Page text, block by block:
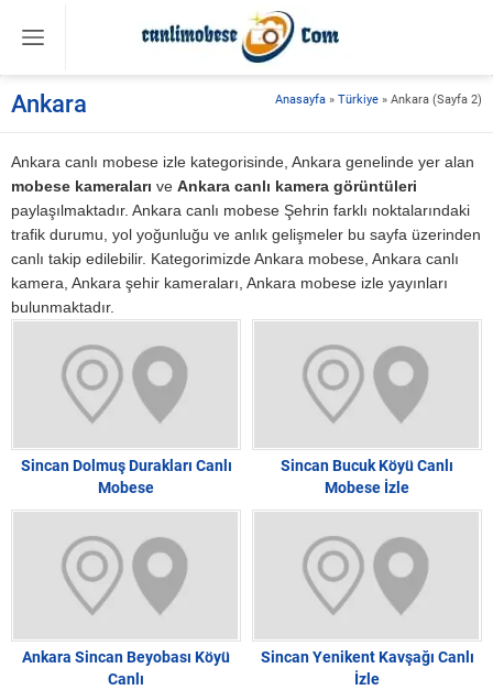
Anasayfa » Türkiye » Ankara (Sayfa 2)
Ankara
Ankara canlı mobese izle kategorisinde, Ankara genelinde yer alan
mobese kameraları ve Ankara canlı kamera görüntüleri
paylaşılmaktadır. Ankara canlı mobese Şehrin farklı noktalarındaki
trafik durumu, yol yoğunluğu ve anlık gelişmeler bu sayfa üzerinden
canlı takip edilebilir. Kategorimizde Ankara mobese, Ankara canlı
kamera, Ankara şehir kameraları, Ankara mobese izle yayınları
bulunmaktadır.
Sincan Dolmuş Durakları Canlı
Mobese
Sincan Bucuk Köyü Canlı
Mobese İzle
Ankara Sincan Beyobası Köyü
Canlı
Sincan Yenikent Kavşağı Canlı
İzle